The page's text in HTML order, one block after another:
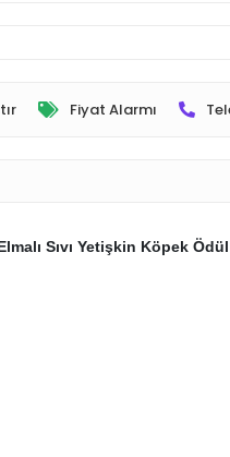
Fiyat Alarmı
Sıvı Yetişkin Köpek Ödül